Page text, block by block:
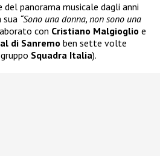
del panorama musicale dagli anni
sua “Sono una donna, non sono una
con Cristiano Malgioglio e
di Sanremo ben sette volte
Squadra Italia).